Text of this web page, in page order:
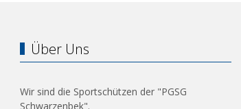
Über Uns
Wir sind die Sportschützen der "PGSG
Schwarzenbek".